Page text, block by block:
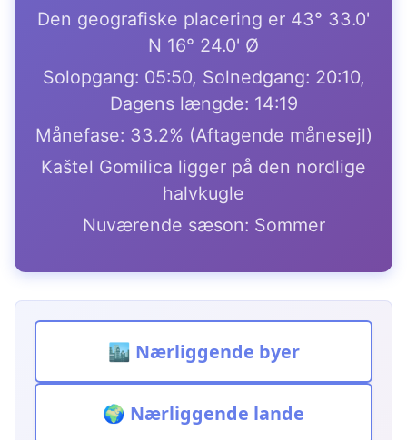
Den geografiske placering er 43° 33.0'
N 16° 24.0' Ø
Solopgang: 05:50, Solnedgang: 20:10,
Dagens længde: 14:19
Månefase: 33.2% (Aftagende månesejl)
Kaštel Gomilica ligger på den nordlige
halvkugle
Nuværende sæson: Sommer
🏙️ Nærliggende byer
🌍 Nærliggende lande